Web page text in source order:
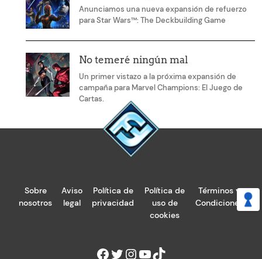
Anunciamos una nueva expansión de refuerzo
para Star Wars™: The Deckbuilding Game
No temeré ningún mal
Un primer vistazo a la próxima expansión de
campaña para Marvel Champions: El Juego de
Cartas.
Sobre
nosotros
Aviso
legal
Política de
privacidad
Política de
uso de
cookies
Términos y
Condiciones